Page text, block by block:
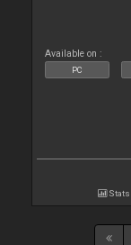
Available on :
PC
Stats